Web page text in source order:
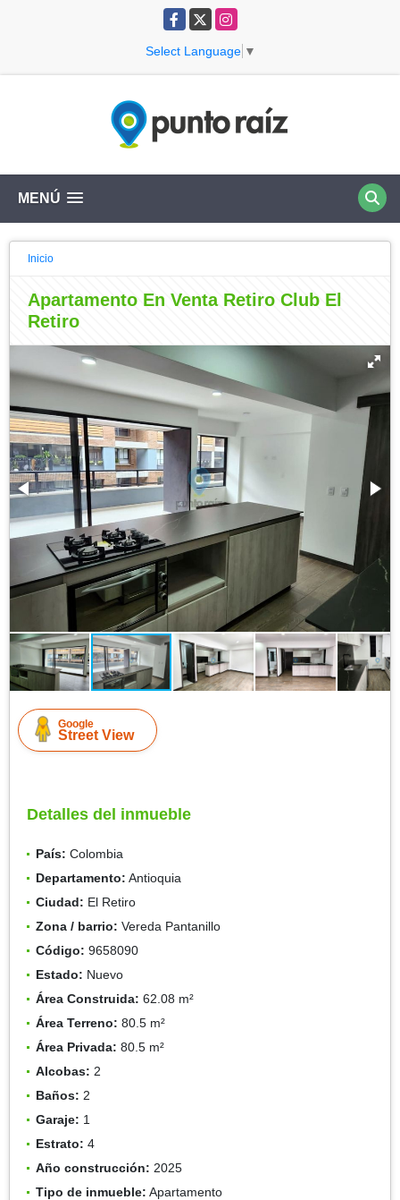
Facebook
X Instagram
Select Language ▼
MENÚ
Inicio
Apartamento En Venta Retiro Club El
Retiro
Google
Street View
Detalles del inmueble
País: Colombia
Departamento: Antioquia
Ciudad: El Retiro
Zona / barrio: Vereda Pantanillo
Código: 9658090
Estado: Nuevo
Área Construida: 62.08 m²
Área Terreno: 80.5 m²
Área Privada: 80.5 m²
Alcobas: 2
Baños: 2
Garaje: 1
Estrato: 4
Año construcción: 2025
Tipo de inmueble: Apartamento